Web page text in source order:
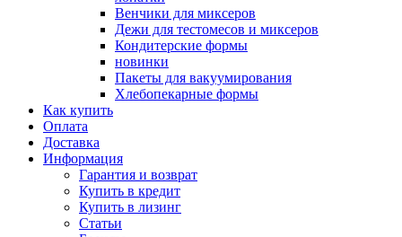
Венчики для миксеров
Дежи для тестомесов и миксеров
Кондитерские формы
новинки
Пакеты для вакуумирования
Хлебопекарные формы
Как купить
Оплата
Доставка
Информация
Гарантия и возврат
Купить в кредит
Купить в лизинг
Статьи